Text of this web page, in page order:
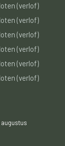
(verlof)
(verlof)
(verlof)
(verlof)
(verlof)
(verlof)